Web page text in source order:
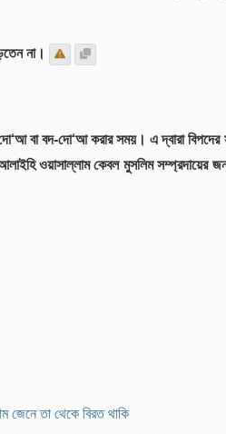
না।
বা বদ-দো‘আ করার সময়। এ দ্বারা
ওয়াসাল্লাম কেবল মুসলিম সম্প্রদায়ের
জেনে তা থেকে বিরত থাকি